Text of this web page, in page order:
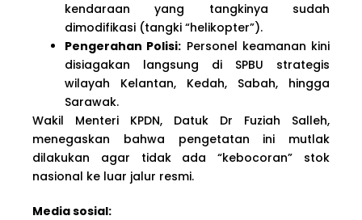
kendaraan yang tangkinya sudah
dimodifikasi (tangki “helikopter”).
Pengerahan Polisi: Personel keamanan kini
disiagakan langsung di SPBU strategis
wilayah Kelantan, Kedah, Sabah, hingga
Sarawak.
Wakil Menteri KPDN, Datuk Dr Fuziah Salleh,
menegaskan bahwa pengetatan ini mutlak
dilakukan agar tidak ada “kebocoran” stok
nasional ke luar jalur resmi.
Media sosial: